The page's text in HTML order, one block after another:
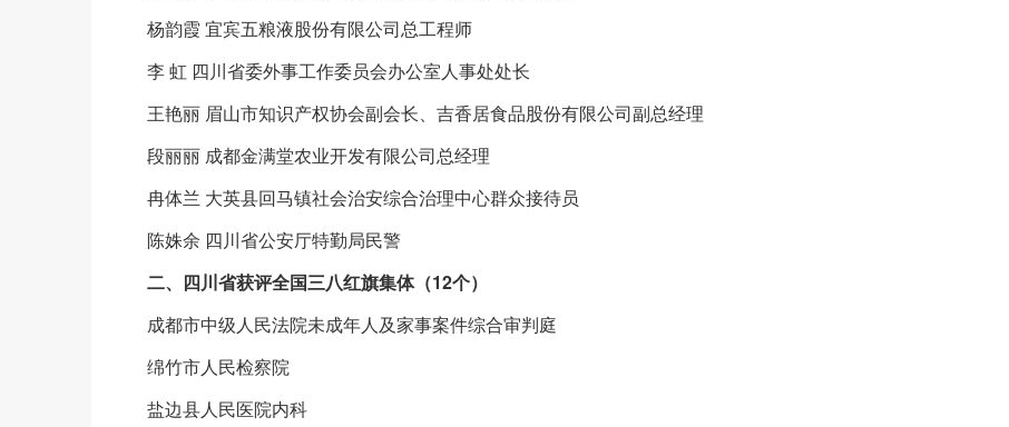
杨韵霞 宜宾五粮液股份有限公司总工程师
李 虹 四川省委外事工作委员会办公室人事处处长
王艳丽 眉山市知识产权协会副会长、吉香居食品股份有限公司副总经理
段丽丽 成都金满堂农业开发有限公司总经理
冉体兰 大英县回马镇社会治安综合治理中心群众接待员
陈姝余 四川省公安厅特勤局民警
二、四川省获评全国三八红旗集体（12个）
成都市中级人民法院未成年人及家事案件综合审判庭
绵竹市人民检察院
盐边县人民医院内科